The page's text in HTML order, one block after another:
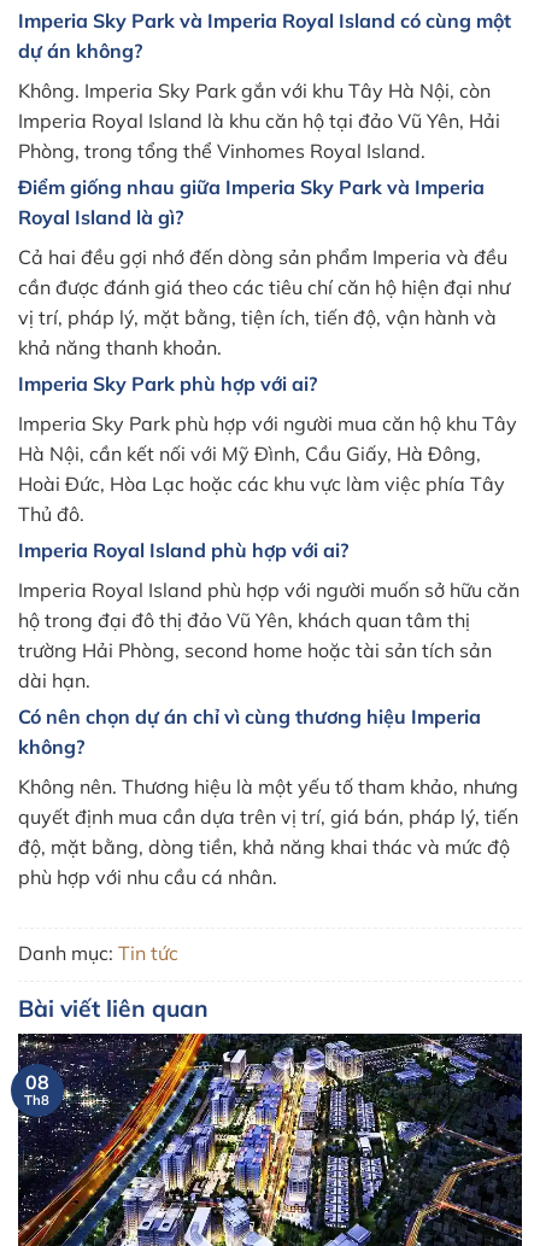
Imperia Sky Park và Imperia Royal Island có cùng một
dự án không?
Không. Imperia Sky Park gắn với khu Tây Hà Nội, còn
Imperia Royal Island là khu căn hộ tại đảo Vũ Yên, Hải
Phòng, trong tổng thể Vinhomes Royal Island.
Điểm giống nhau giữa Imperia Sky Park và Imperia
Royal Island là gì?
Cả hai đều gợi nhớ đến dòng sản phẩm Imperia và đều
cần được đánh giá theo các tiêu chí căn hộ hiện đại như
vị trí, pháp lý, mặt bằng, tiện ích, tiến độ, vận hành và
khả năng thanh khoản.
Imperia Sky Park phù hợp với ai?
Imperia Sky Park phù hợp với người mua căn hộ khu Tây
Hà Nội, cần kết nối với Mỹ Đình, Cầu Giấy, Hà Đông,
Hoài Đức, Hòa Lạc hoặc các khu vực làm việc phía Tây
Thủ đô.
Imperia Royal Island phù hợp với ai?
Imperia Royal Island phù hợp với người muốn sở hữu căn
hộ trong đại đô thị đảo Vũ Yên, khách quan tâm thị
trường Hải Phòng, second home hoặc tài sản tích sản
dài hạn.
Có nên chọn dự án chỉ vì cùng thương hiệu Imperia
không?
Không nên. Thương hiệu là một yếu tố tham khảo, nhưng
quyết định mua cần dựa trên vị trí, giá bán, pháp lý, tiến
độ, mặt bằng, dòng tiền, khả năng khai thác và mức độ
phù hợp với nhu cầu cá nhân.
Danh mục: Tin tức
Bài viết liên quan
08
Th8